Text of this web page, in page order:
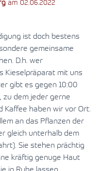
am 02.06.2022
ist doch bestens
gemeinsame
D.h. wer
Kieselpräparat mit uns
gibt es gegen 10:00
zu dem jeder gerne
Kaffee haben wir vor Ort.
an das Pflanzen der
gleich unterhalb dem
Sie stehen prächtig
kräftig genuge Haut